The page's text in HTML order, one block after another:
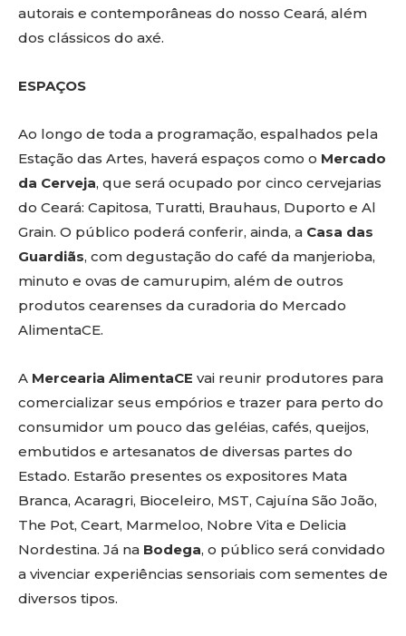
autorais e contemporâneas do nosso Ceará, além
dos clássicos do axé.
ESPAÇOS
Ao longo de toda a programação, espalhados pela
Estação das Artes, haverá espaços como o Mercado
da Cerveja, que será ocupado por cinco cervejarias
do Ceará: Capitosa, Turatti, Brauhaus, Duporto e Al
Grain. O público poderá conferir, ainda, a Casa das
Guardiãs, com degustação do café da manjerioba,
minuto e ovas de camurupim, além de outros
produtos cearenses da curadoria do Mercado
AlimentaCE.
A Mercearia AlimentaCE vai reunir produtores para
comercializar seus empórios e trazer para perto do
consumidor um pouco das geléias, cafés, queijos,
embutidos e artesanatos de diversas partes do
Estado. Estarão presentes os expositores Mata
Branca, Acaragri, Bioceleiro, MST, Cajuína São João,
The Pot, Ceart, Marmeloo, Nobre Vita e Delicia
Nordestina. Já na Bodega, o público será convidado
a vivenciar experiências sensoriais com sementes de
diversos tipos.